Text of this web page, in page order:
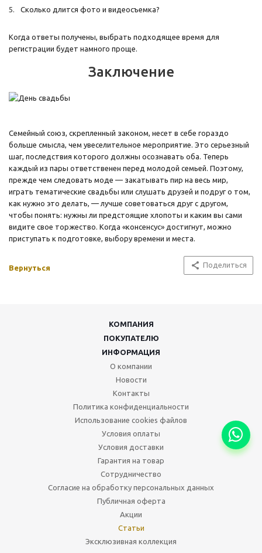
Сколько длится фото и видеосъемка?
Когда ответы получены, выбрать подходящее время для
регистрации будет намного проще.
Заключение
Семейный союз, скрепленный законом, несет в себе гораздо
больше смысла, чем увеселительное мероприятие. Это серьезный
шаг, последствия которого должны осознавать оба. Теперь
каждый из пары ответственен перед молодой семьей. Поэтому,
прежде чем следовать моде — закатывать пир на весь мир,
играть тематические свадьбы или слушать друзей и подруг о том,
как нужно это делать, — лучше советоваться друг с другом,
чтобы понять: нужны ли предстоящие хлопоты и каким вы сами
видите свое торжество. Когда «консенсус» достигнут, можно
приступать к подготовке, выбору времени и места.
Вернуться Поделиться
КОМПАНИЯ
ПОКУПАТЕЛЮ
ИНФОРМАЦИЯ
О компании
Новости
Контакты
Политика конфиденциальности
Использование cookies файлов
Условия оплаты
Условия доставки
Гарантия на товар
Сотрудничество
Согласие на обработку персональных данных
Публичная оферта
Акции
Статьи
Эксклюзивная коллекция